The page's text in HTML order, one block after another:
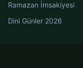
Ramazan İmsakiyesi
Dini Günler 2026
Almanya Namaz